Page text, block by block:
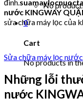
No
0
Cart
No products in
đình.
nước KINGWAY
sửa chữa máy lọc của
Sửa chữa máy lọc
Những lỗi
nước